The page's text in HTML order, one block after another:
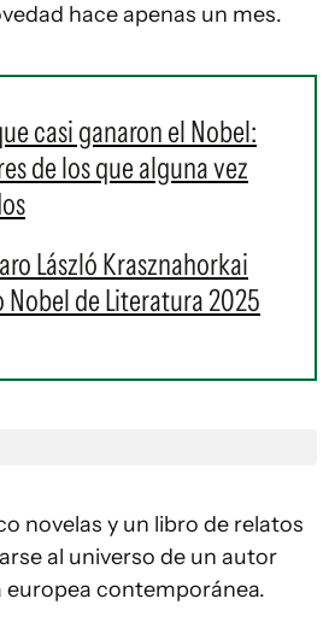
hace apenas un mes.
casi ganaron el Nobel:
de los que alguna vez
László Krasznahorkai
de Literatura 2025
novelas y un libro de relatos
al universo de un autor
europea contemporánea.